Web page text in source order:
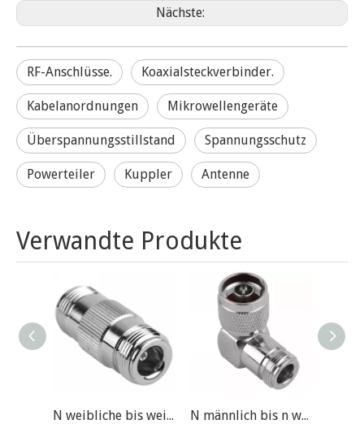
Nächste:
RF-Anschlüsse. Koaxialsteckverbinder.
Kabelanordnungen Mikrowellengeräte
Überspannungsstillstand Spannungsschutz
Powerteiler Kuppler Antenne
Verwandte Produkte
N weibliche bis weibliche RF-Anschlussadapter N männlich bis n weiblicher rechtwinkliger RF-Anschlussadapter